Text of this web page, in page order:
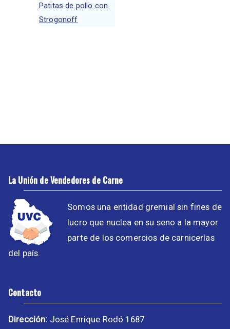
Patitas de pollo con
Strogonoff
La Unión de Vendedores de Carne
Somos una entidad gremial sin fines de
lucro que nuclea en su seno a la mayor
parte de los comercios de carnicerías
del país.
Contacto
Dirección: José Enrique Rodó 1687